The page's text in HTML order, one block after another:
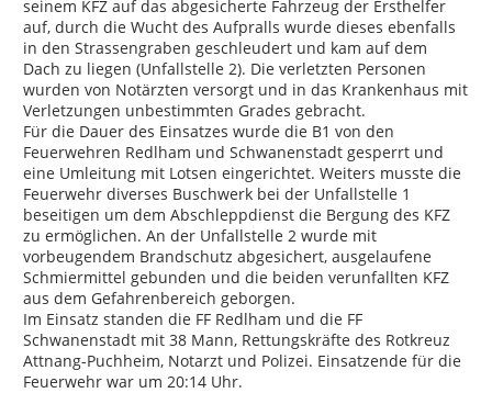
seinem KFZ auf das abgesicherte Fahrzeug der Ersthelfer
auf, durch die Wucht des Aufpralls wurde dieses ebenfalls
in den Strassengraben geschleudert und kam auf dem
Dach zu liegen (Unfallstelle 2). Die verletzten Personen
wurden von Notärzten versorgt und in das Krankenhaus mit
Verletzungen unbestimmten Grades gebracht.
Für die Dauer des Einsatzes wurde die B1 von den
Feuerwehren Redlham und Schwanenstadt gesperrt und
eine Umleitung mit Lotsen eingerichtet. Weiters musste die
Feuerwehr diverses Buschwerk bei der Unfallstelle 1
beseitigen um dem Abschleppdienst die Bergung des KFZ
zu ermöglichen. An der Unfallstelle 2 wurde mit
vorbeugendem Brandschutz abgesichert, ausgelaufene
Schmiermittel gebunden und die beiden verunfallten KFZ
aus dem Gefahrenbereich geborgen.
Im Einsatz standen die FF Redlham und die FF
Schwanenstadt mit 38 Mann, Rettungskräfte des Rotkreuz
Attnang-Puchheim, Notarzt und Polizei. Einsatzende für die
Feuerwehr war um 20:14 Uhr.